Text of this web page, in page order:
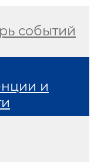
событий
и